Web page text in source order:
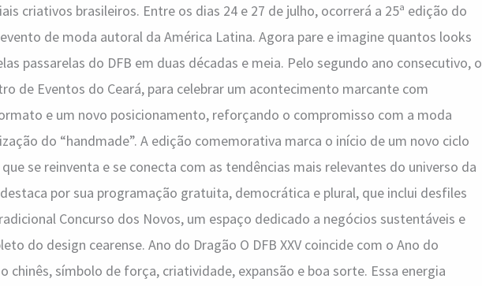
criativos brasileiros. Entre os dias 24 e 27 de julho, ocorrerá a 25ª edição do
de moda autoral da América Latina. Agora pare e imagine quantos looks
passarelas do DFB em duas décadas e meia. Pelo segundo ano consecutivo, o
de Eventos do Ceará, para celebrar um acontecimento marcante com
e um novo posicionamento, reforçando o compromisso com a moda
do “handmade”. A edição comemorativa marca o início de um novo ciclo
se reinventa e se conecta com as tendências mais relevantes do universo da
por sua programação gratuita, democrática e plural, que inclui desfiles
Concurso dos Novos, um espaço dedicado a negócios sustentáveis e
do design cearense. Ano do Dragão O DFB XXV coincide com o Ano do
chinês, símbolo de força, criatividade, expansão e boa sorte. Essa energia